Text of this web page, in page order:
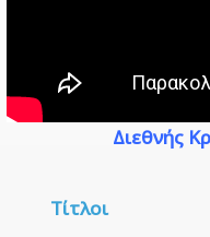
Διεθνής
Τίτλοι